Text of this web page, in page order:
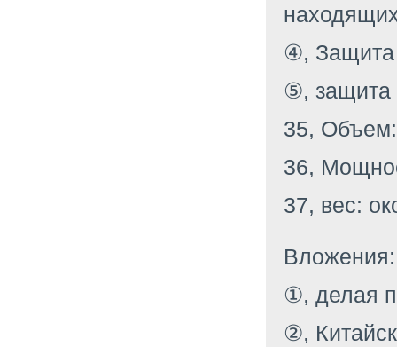
④, Защита
⑤, защита
35,
36,
37, вес:
Вложения:
①, делая
②,